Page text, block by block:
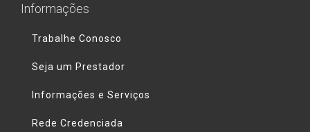
Informações
Trabalhe Conosco
Seja um Prestador
Informações e Serviços
Rede Credenciada